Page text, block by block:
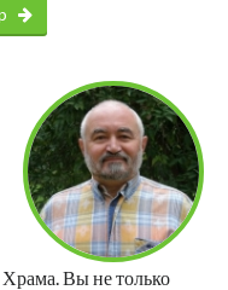
Вы не только